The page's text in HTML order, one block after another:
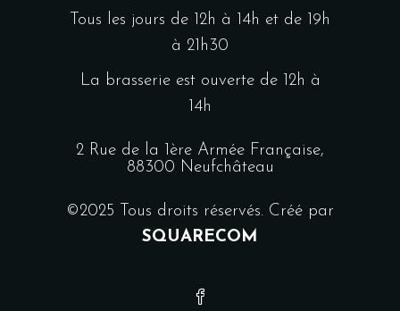
Tous les jours de 12h à 14h et de 19h
à 21h30
La brasserie est ouverte de 12h à
14h
2 Rue de la 1ère Armée Française,
88300 Neufchâteau
©2025 Tous droits réservés. Créé par
SQUARECOM